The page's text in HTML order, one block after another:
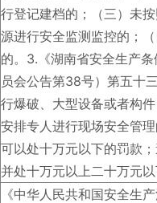
行登记建档的；（三）未
源进行安全监测监控的；
的。3.《湖南省安全生产
员会公告第38号）第五十
行爆破、大型设备或者构
安排专人进行现场安全管
可以处十万元以下的罚款
并处十万元以上二十万元
《中华人民共和国安全生